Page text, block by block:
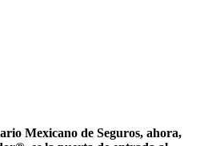
Mexicano de Seguros, ahora,